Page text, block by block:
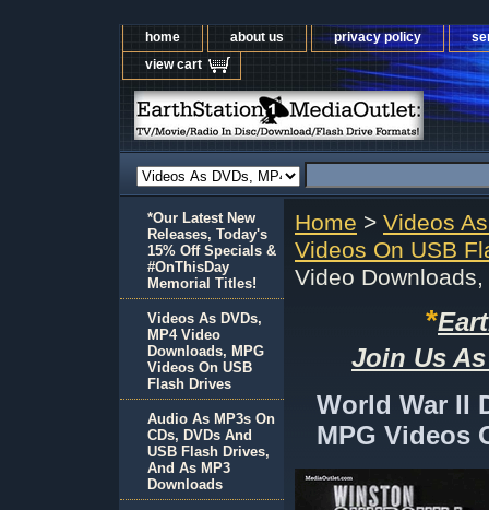
home about us privacy policy
view cart
Home > Videos
Videos On USB
Video
*
Join Us
World War II
MPG Videos
*Our Latest New
Releases, Today's
15% Off Specials &
#OnThisDay
Memorial Titles!
Videos As DVDs,
MP4 Video
Downloads, MPG
Videos On USB
Flash Drives
Audio As MP3s On
CDs, DVDs And
USB Flash Drives,
And As MP3
Downloads